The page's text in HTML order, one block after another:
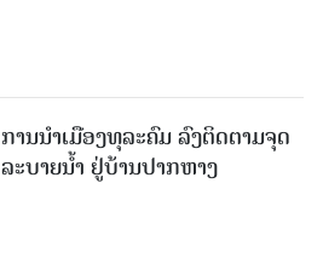
ການນໍາເມືອງທຸລະຄົມ ລົງຕິດຕາມຈຸດ
ລະບາຍນໍ້າ ຢູ່ບ້ານປາກຫາງ